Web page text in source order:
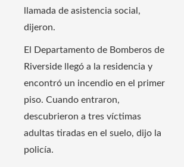
llamada de asistencia social,
dijeron.
El Departamento de Bomberos de
Riverside llegó a la residencia y
encontró un incendio en el primer
piso. Cuando entraron,
descubrieron a tres víctimas
adultas tiradas en el suelo, dijo la
policía.